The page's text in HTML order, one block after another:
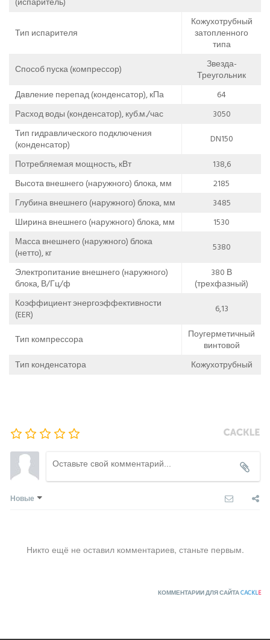
Тип испарителя
Кожухотрубный
затопленного
типа
Способ пуска (компрессор)
Звезда-
Треугольник
Давление перепад (конденсатор), кПа
64
Расход воды (конденсатор), куб.м./час
3050
Тип гидравлического подключения
(конденсатор)
DN150
Потребляемая мощность, кВт
138,6
Высота внешнего (наружного) блока, мм
2185
Глубина внешнего (наружного) блока, мм
3485
Ширина внешнего (наружного) блока, мм
1530
Масса внешнего (наружного) блока
(нетто), кг
5380
Электропитание внешнего (наружного)
блока, В/Гц/ф
380 В
(трехфазный)
Коэффициент энергоэффективности
(EER)
6,13
Тип компрессора
Поугерметичный
винтовой
Тип конденсатора
Кожухотрубный
Новые
Никто ещё не оставил комментариев, станьте первым.
КОММЕНТАРИИ ДЛЯ САЙТАCACKLE